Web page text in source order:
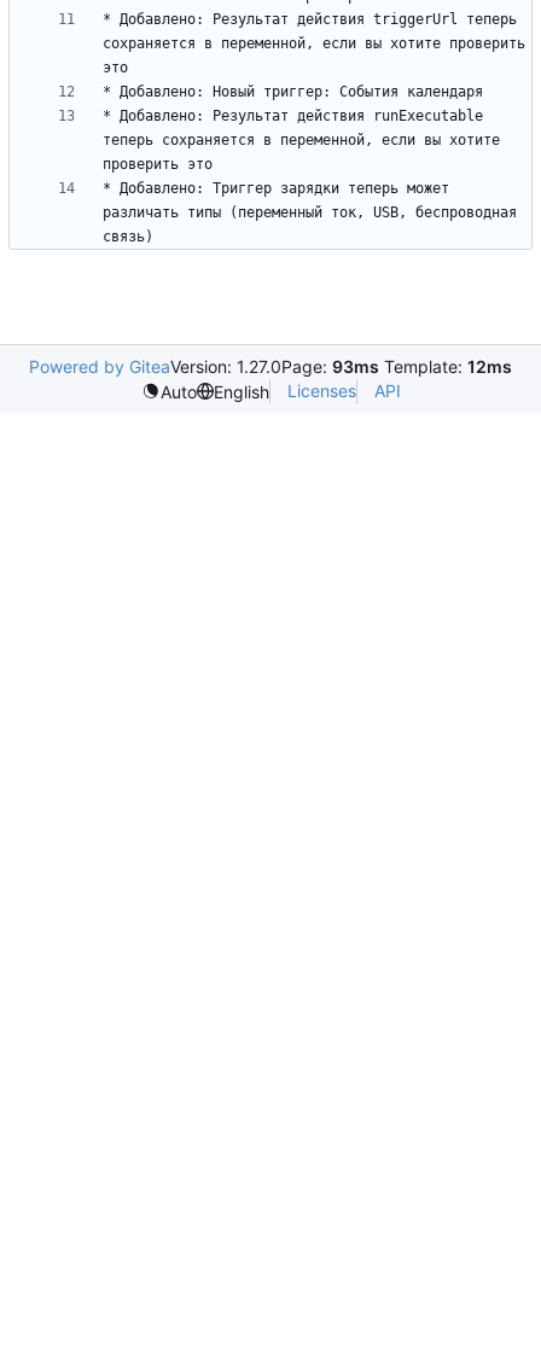
* Добавлено: Результат действия triggerUrl теперь
сохраняется в переменной, если вы хотите проверить
* Добавлено: Результат действия runExecutable
теперь сохраняется в переменной, если вы хотите
* Добавлено: Триггер зарядки теперь может
различать типы (переменный ток, USB, беспроводная
связь)
Powered by GiteaVersion: 1.27.0Page: 93ms Template: 12ms
Auto
English Licenses API